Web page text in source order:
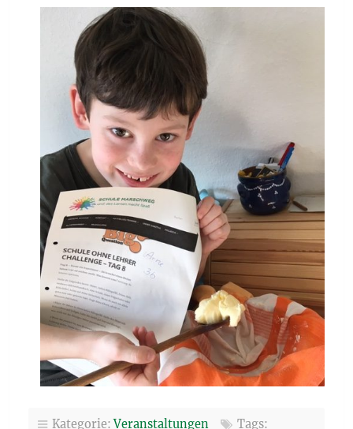
Kategorie:Veranstaltungen Tags: